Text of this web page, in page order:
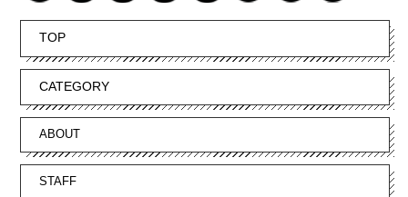
TOP
CATEGORY
ABOUT
STAFF